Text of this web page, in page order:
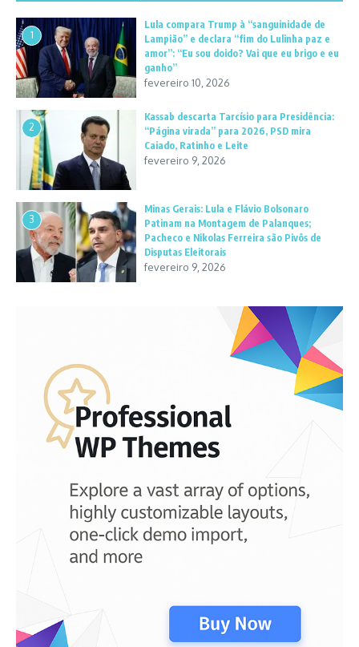
1
Lula compara Trump à “sanguinidade de
Lampião” e declara “fim do Lulinha paz e
amor”: “Eu sou doido? Vai que eu brigo e eu
ganho”
fevereiro 10, 2026
2
Kassab descarta Tarcísio para Presidência:
“Página virada” para 2026, PSD mira
Caiado, Ratinho e Leite
fevereiro 9, 2026
3
Minas Gerais: Lula e Flávio Bolsonaro
Patinam na Montagem de Palanques;
Pacheco e Nikolas Ferreira são Pivôs de
Disputas Eleitorais
fevereiro 9, 2026